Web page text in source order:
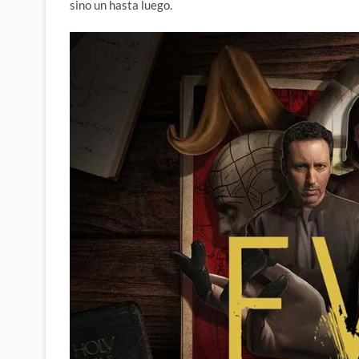
sino un hasta luego.